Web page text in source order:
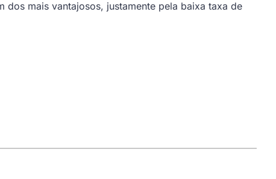
mais vantajosos, justamente pela baixa taxa de